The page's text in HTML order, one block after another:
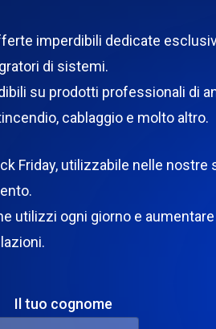
imperdibili dedicate
di sistemi.
su prodotti professionali di
cablaggio e molto altro.
Friday, utilizzabile nelle nostre
utilizzi ogni giorno e
Il tuo cognome